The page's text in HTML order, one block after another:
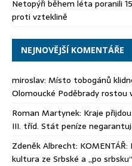
Netopýři během léta poranili
proti vzteklině
NEJNOVĚJŠÍ KOMENTÁŘE
miroslav: Místo tobogánů
Olomoucké Poděbrady rostou
Roman Martynek: Kraje
III. tříd. Stát peníze
Zdeněk Albrecht:
kultura ze Srbské a „po srbsku“